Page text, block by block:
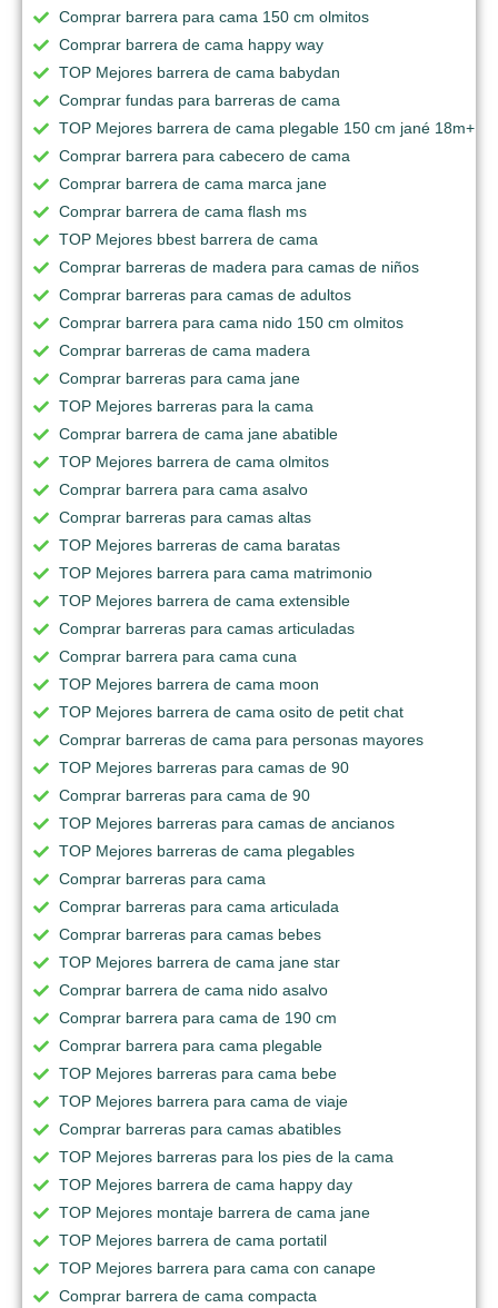
Comprar barrera para cama 150 cm olmitos
Comprar barrera de cama happy way
TOP Mejores barrera de cama babydan
Comprar fundas para barreras de cama
TOP Mejores barrera de cama plegable 150 cm jané 18m+
Comprar barrera para cabecero de cama
Comprar barrera de cama marca jane
Comprar barrera de cama flash ms
TOP Mejores bbest barrera de cama
Comprar barreras de madera para camas de niños
Comprar barreras para camas de adultos
Comprar barrera para cama nido 150 cm olmitos
Comprar barreras de cama madera
Comprar barreras para cama jane
TOP Mejores barreras para la cama
Comprar barrera de cama jane abatible
TOP Mejores barrera de cama olmitos
Comprar barrera para cama asalvo
Comprar barreras para camas altas
TOP Mejores barreras de cama baratas
TOP Mejores barrera para cama matrimonio
TOP Mejores barrera de cama extensible
Comprar barreras para camas articuladas
Comprar barrera para cama cuna
TOP Mejores barrera de cama moon
TOP Mejores barrera de cama osito de petit chat
Comprar barreras de cama para personas mayores
TOP Mejores barreras para camas de 90
Comprar barreras para cama de 90
TOP Mejores barreras para camas de ancianos
TOP Mejores barreras de cama plegables
Comprar barreras para cama
Comprar barreras para cama articulada
Comprar barreras para camas bebes
TOP Mejores barrera de cama jane star
Comprar barrera de cama nido asalvo
Comprar barrera para cama de 190 cm
Comprar barrera para cama plegable
TOP Mejores barreras para cama bebe
TOP Mejores barrera para cama de viaje
Comprar barreras para camas abatibles
TOP Mejores barreras para los pies de la cama
TOP Mejores barrera de cama happy day
TOP Mejores montaje barrera de cama jane
TOP Mejores barrera de cama portatil
TOP Mejores barrera para cama con canape
Comprar barrera de cama compacta